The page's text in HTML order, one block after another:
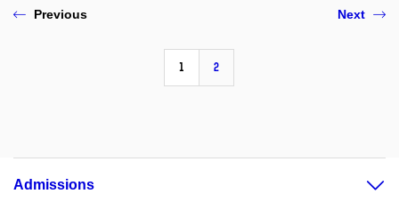
Previous
1 2
Next
Admissions